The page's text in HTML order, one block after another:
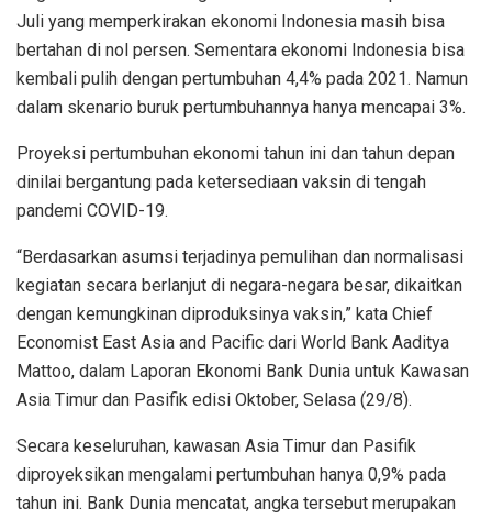
Juli yang memperkirakan ekonomi Indonesia masih bisa
bertahan di nol persen. Sementara ekonomi Indonesia bisa
kembali pulih dengan pertumbuhan 4,4% pada 2021. Namun
dalam skenario buruk pertumbuhannya hanya mencapai 3%.
Proyeksi pertumbuhan ekonomi tahun ini dan tahun depan
dinilai bergantung pada ketersediaan vaksin di tengah
pandemi COVID-19.
“Berdasarkan asumsi terjadinya pemulihan dan normalisasi
kegiatan secara berlanjut di negara-negara besar, dikaitkan
dengan kemungkinan diproduksinya vaksin,” kata Chief
Economist East Asia and Pacific dari World Bank Aaditya
Mattoo, dalam Laporan Ekonomi Bank Dunia untuk Kawasan
Asia Timur dan Pasifik edisi Oktober, Selasa (29/8).
Secara keseluruhan, kawasan Asia Timur dan Pasifik
diproyeksikan mengalami pertumbuhan hanya 0,9% pada
tahun ini. Bank Dunia mencatat, angka tersebut merupakan